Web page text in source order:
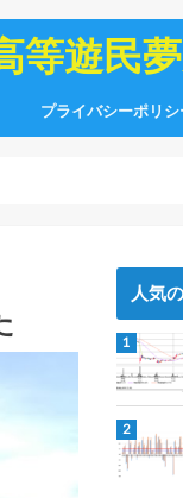
等遊民
プライバシーポリシ
人気